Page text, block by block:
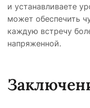
и устанавливаете
может обеспечить
каждую встречу
напряженной.